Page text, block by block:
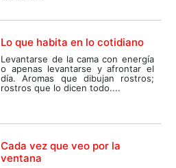
Lo que habita en lo cotidiano
Levantarse de la cama con energía
o apenas levantarse y afrontar el
día. Aromas que dibujan rostros;
rostros que lo dicen todo....
Cada vez que veo por la
ventana